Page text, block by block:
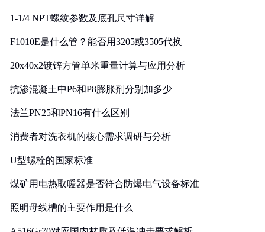
1-1/4 NPT螺纹参数及底孔尺寸详解
F1010E是什么管？能否用3205或3505代换
20x40x2镀锌方管单米重量计算与应用分析
抗渗混凝土中P6和P8膨胀剂分别加多少
法兰PN25和PN16有什么区别
消费者对洗衣机的核心需求调研与分析
U型螺栓的国家标准
煤矿用电热取暖器是否符合防爆电气设备标准
照明母线槽的主要作用是什么